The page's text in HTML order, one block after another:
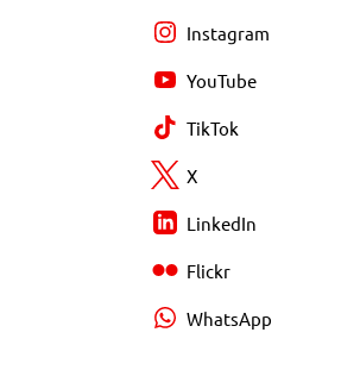
Instagram
YouTube
TikTok
X
LinkedIn
Flickr
WhatsApp